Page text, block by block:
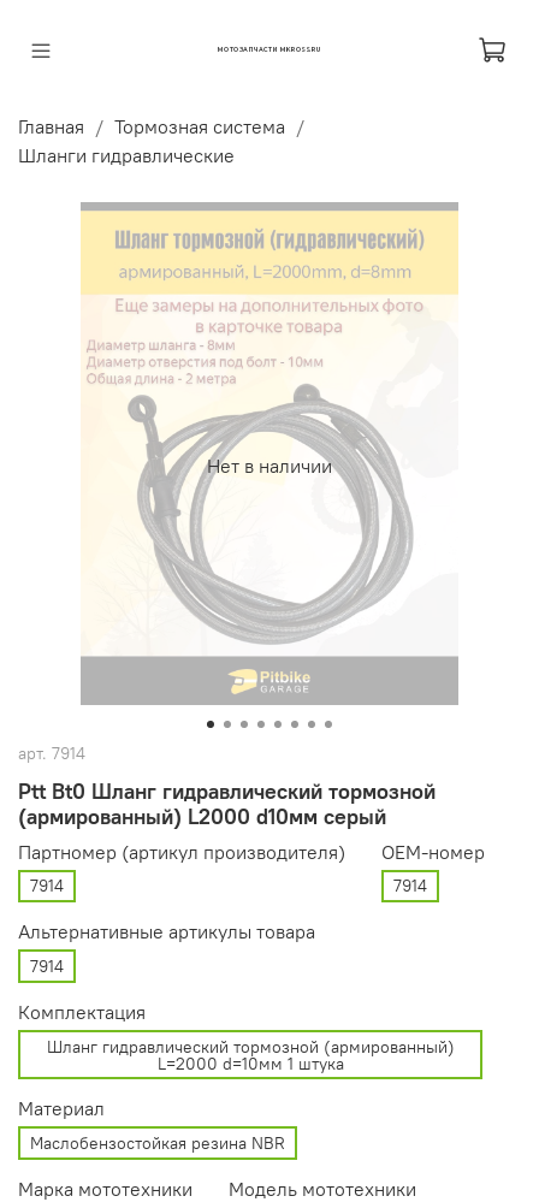
МОТОЗАПЧАСТИ MKROSS.RU
Главная
Тормозная система
Шланги гидравлические
Нет в наличии
арт. 7914
Ptt Bt0 Шланг гидравлический тормозной
(армированный) L2000 d10мм серый
Партномер (артикул производителя)
7914
OEM-номер
7914
Альтернативные артикулы товара
7914
Комплектация
Шланг гидравлический тормозной (армированный)
L=2000 d=10мм 1 штука
Материал
Маслобензостойкая резина NBR
Марка мототехники Модель мототехники